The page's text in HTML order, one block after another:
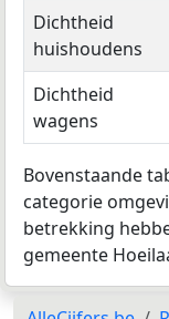
Dichtheid
huishoudens
Dichtheid
wagens
Bovenstaande
categorie
betrekking
gemeente